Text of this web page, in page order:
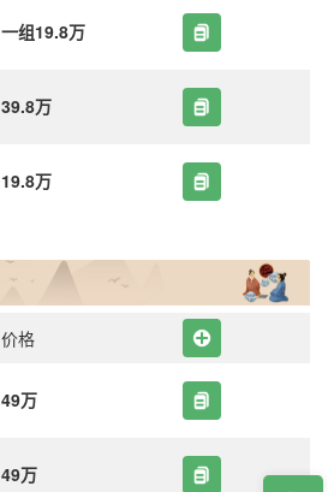
一组19.8万
39.8万
19.8万
价格
49万
49万